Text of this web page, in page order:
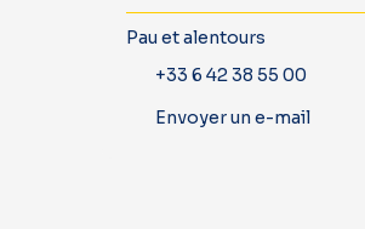
Pau et alentours
+33 6 42 38 55 00
Envoyer un e-mail